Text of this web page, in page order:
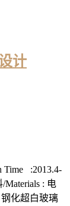
计
Time :2013.4-
: 电
化超白玻璃